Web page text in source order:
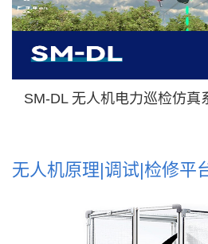
SM-DL 无人机电力巡检仿真
无人机原理|调试|检修平